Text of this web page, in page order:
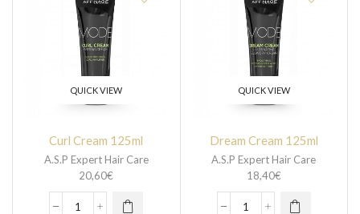
QUICK VIEW
Curl Cream 125ml
A.S.P Expert Hair Care
20,60€
QUICK VIEW
Dream Cream 125ml
A.S.P Expert Hair Care
18,40€